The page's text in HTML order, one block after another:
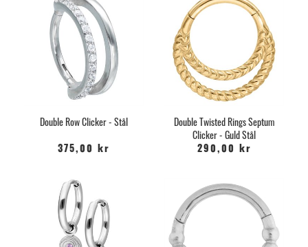
Double Row Clicker - Stål
375,00 kr
Double Twisted Rings Septum
Clicker - Guld Stål
290,00 kr